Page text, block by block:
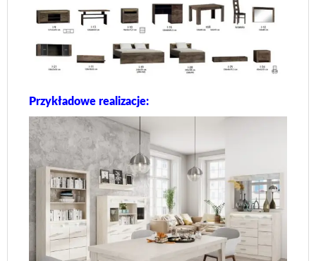
Przykładowe realizacje: